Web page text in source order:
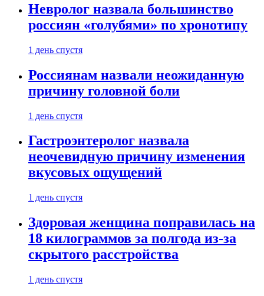
Невролог назвала большинство
россиян «голубями» по хронотипу
1 день спустя
Россиянам назвали неожиданную
причину головной боли
1 день спустя
Гастроэнтеролог назвала
неочевидную причину изменения
вкусовых ощущений
1 день спустя
Здоровая женщина поправилась на
18 килограммов за полгода из-за
скрытого расстройства
1 день спустя